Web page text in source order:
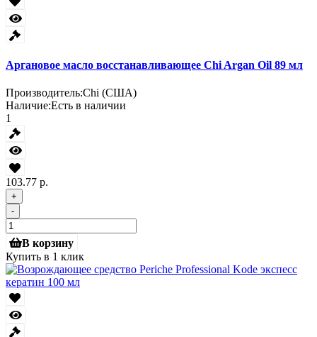
Аргановое масло восстанавливающее Chi Argan Oil 89 мл
Производитель:Chi (США)
Наличие:Есть в наличии
1
103.77 р.
+
-
В корзину
Купить в 1 клик